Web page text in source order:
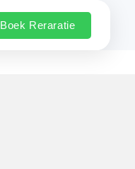
Boek Reraratie